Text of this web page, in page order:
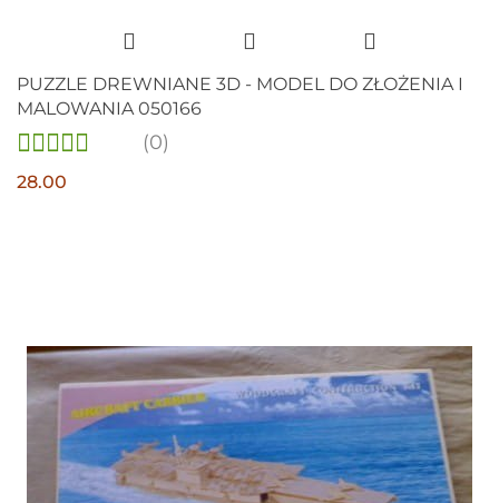
PUZZLE DREWNIANE 3D - MODEL DO ZŁOŻENIA I
MALOWANIA 050166
(0)
28.00